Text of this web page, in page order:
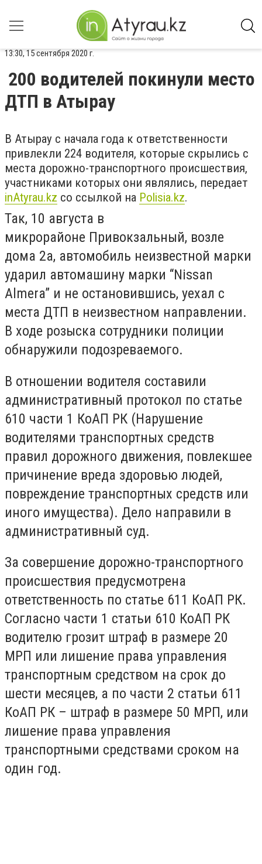
13:30, 15 сентября 2020 г.
200 водителей покинули место
ДТП в Атырау
В Атырау с начала года к ответственности
привлекли 224 водителя, которые скрылись с
места дорожно-транспортного происшествия,
участниками которых они являлись, передает
inAtyrau.kz со ссылкой на Polisia.kz.
Так, 10 августа в
микрорайоне Привокзальный, возле
дома 2а, автомобиль неизвестной марки
ударил автомашину марки “Nissan
Almera” и не остановившись, уехал с
места ДТП в неизвестном направлении.
В ходе розыска сотрудники полиции
обнаружили подозреваемого.
В отношении водителя составили
административный протокол по статье
610 части 1 КоАП РК (Нарушение
водителями транспортных средств
правил дорожного движения, повлекшее
причинение вреда здоровью людей,
повреждение транспортных средств или
иного имущества). Дело направили в
административный суд.
За совершение дорожно-транспортного
происшествия предусмотрена
ответственность по статье 611 КоАП РК.
Согласно части 1 статьи 610 КоАП РК
водителю грозит штраф в размере 20
МРП или лишение права управления
транспортным средством на срок до
шести месяцев, а по части 2 статьи 611
КоАП РК – штраф в размере 50 МРП, или
лишение права управления
транспортными средствами сроком на
один год.